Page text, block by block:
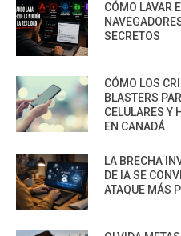
CÓMO LAVAR
SECRETOS
CÓMO LOS
BLASTERS
CELULARES Y
EN CANADÁ
LA BRECHA
DE IA SE
ATAQUE MÁS